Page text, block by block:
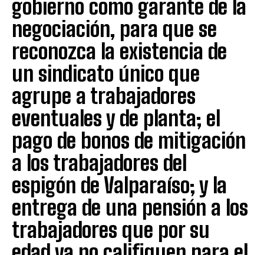
gobierno como garante de la
negociación, para que se
reconozca la existencia de
un sindicato único que
agrupe a trabajadores
eventuales y de planta; el
pago de bonos de mitigación
a los trabajadores del
espigón de Valparaíso; y la
entrega de una pensión a los
trabajadores que por su